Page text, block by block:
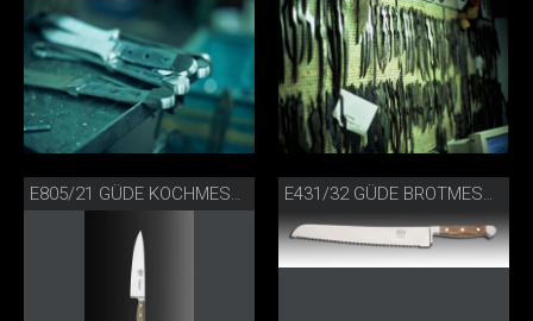
E805/21 GÜDE KOCHMESSER FASSEICHE E431/32 GÜDE BROTMESSER FASSEICHE